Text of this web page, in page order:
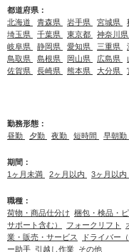
都道府県：
北海道
青森県 岩手県 宮城県
埼玉県
千葉県 東京都 神奈川県
岐阜県
静岡県 愛知県 三重県
鳥取県
島根県 岡山県 広島県
佐賀県
長崎県 熊本県 大分県
勤務形態：
昼勤
夕勤 夜勤 短時間 早朝勤
期間：
1ヶ月未満
2ヶ月以内 3ヶ月以内
職種：
荷物・商品仕分け 梱包・検品・
サポート含む）
フォークリフト
業・販売・サービス
ドライバー
ー助手 引越し作業 その他